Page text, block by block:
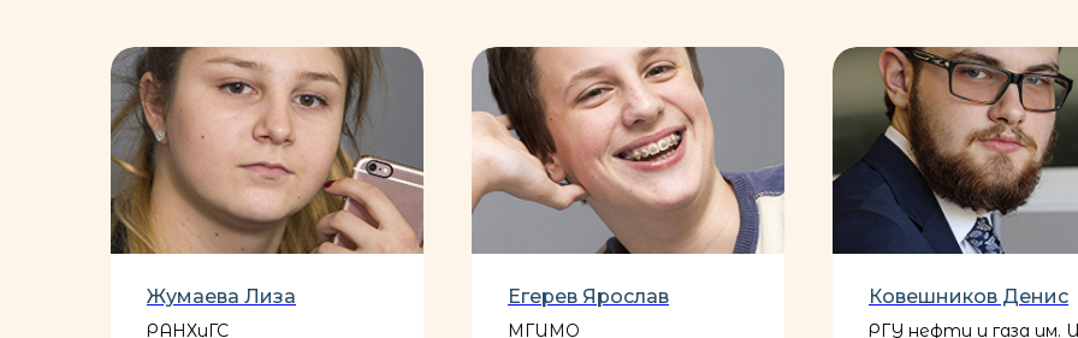
Жумаева Лиза
РАНХиГС
Егерев Ярослав
МГИМО
Ковешников Денис
РГУ нефти и газа им.